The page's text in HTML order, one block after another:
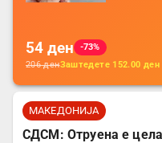
54 ден
-73%
206денЗаштедете 152.00 ден
МАКЕДОНИЈА
СДСМ: Отруена е цела